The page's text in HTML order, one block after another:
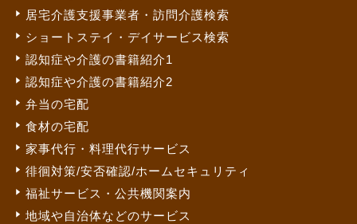
居宅介護支援事業者・訪問介護検索
ショートステイ・デイサービス検索
認知症や介護の書籍紹介1
認知症や介護の書籍紹介2
弁当の宅配
食材の宅配
家事代行・料理代行サービス
徘徊対策/安否確認/ホームセキュリティ
福祉サービス・公共機関案内
地域や自治体などのサービス